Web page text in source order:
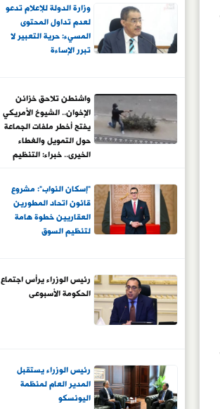
الاختصاص
وزارة الدولة للإعلام تدعو
لعدم تداول المحتوى
المسيء: حرية التعبير لا
تبرر الإساءة
واشنطن تلاحق خزائن
الإخوان.. الشيوخ الأمريكي
يفتح أخطر ملفات الجماعة
حول التمويل والغطاء
الخيرى.. خبراء: التنظيم
والكيانات الوسيطة لجمع
الأموال وتوسيع النفوذ..
وتحركات تمهد لضرب
شبكات التمويل
"إسكان النواب": مشروع
قانون اتحاد المطورين
العقاريين خطوة هامة
لتنظيم السوق
رئيس الوزراء يرأس اجتماع
الحكومة الأسبوعى
رئيس الوزراء يستقبل
المدير العام لمنظمة
اليونسكو